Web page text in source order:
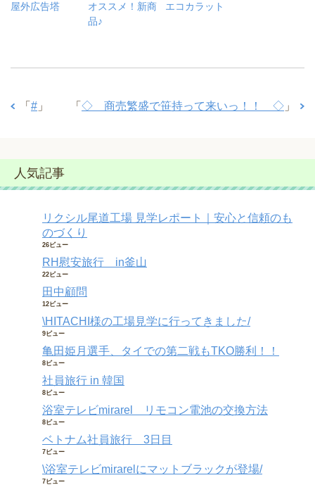
屋外広告塔
オススメ！新商
品♪
エコカラット
「 ◇ 商売繁盛で笹持って来いっ！！ ◇ 」
「 # 」
人気記事
リクシル尾道工場 見学レポート｜安心と信頼のも
のづくり
26ビュー
RH慰安旅行 in釜山
22ビュー
田中顧問
12ビュー
\HITACHI様の工場見学に行ってきました/
9ビュー
亀田姫月選手、タイでの第二戦もTKO勝利！！
8ビュー
社員旅行 in 韓国
8ビュー
浴室テレビmirarel リモコン電池の交換方法
8ビュー
ベトナム社員旅行 3日目
7ビュー
\浴室テレビmirarelにマットブラックが登場/
7ビュー